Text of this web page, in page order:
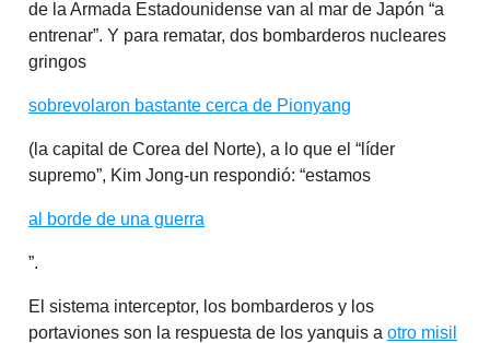
de la Armada Estadounidense van al mar de Japón “a
entrenar”. Y para rematar, dos bombarderos nucleares
gringos
sobrevolaron bastante cerca de Pionyang
(la capital de Corea del Norte), a lo que el “líder
supremo”, Kim Jong-un respondió: “estamos
al borde de una guerra
”.
El sistema interceptor, los bombarderos y los
portaviones son la respuesta de los yanquis a otro misil